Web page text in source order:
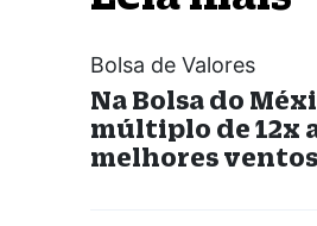
Bolsa de Valores
Na Bolsa do
múltiplo de 12x
melhores